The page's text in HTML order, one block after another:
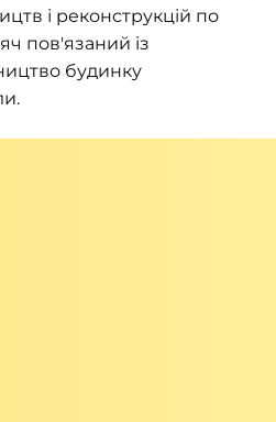
і реконструкцій по
пов'язаний із
будинку